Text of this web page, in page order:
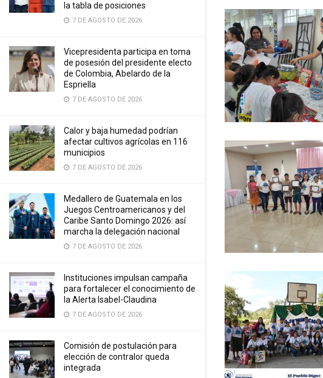
la tabla de posiciones
7 DE AGOSTO DE 2026
Vicepresidenta participa en toma
de posesión del presidente electo
de Colombia, Abelardo de la
Espriella
7 DE AGOSTO DE 2026
Calor y baja humedad podrían
afectar cultivos agrícolas en 116
municipios
7 DE AGOSTO DE 2026
Medallero de Guatemala en los
Juegos Centroamericanos y del
Caribe Santo Domingo 2026: así
marcha la delegación nacional
7 DE AGOSTO DE 2026
Instituciones impulsan campaña
para fortalecer el conocimiento de
la Alerta Isabel-Claudina
7 DE AGOSTO DE 2026
Comisión de postulación para
elección de contralor queda
integrada